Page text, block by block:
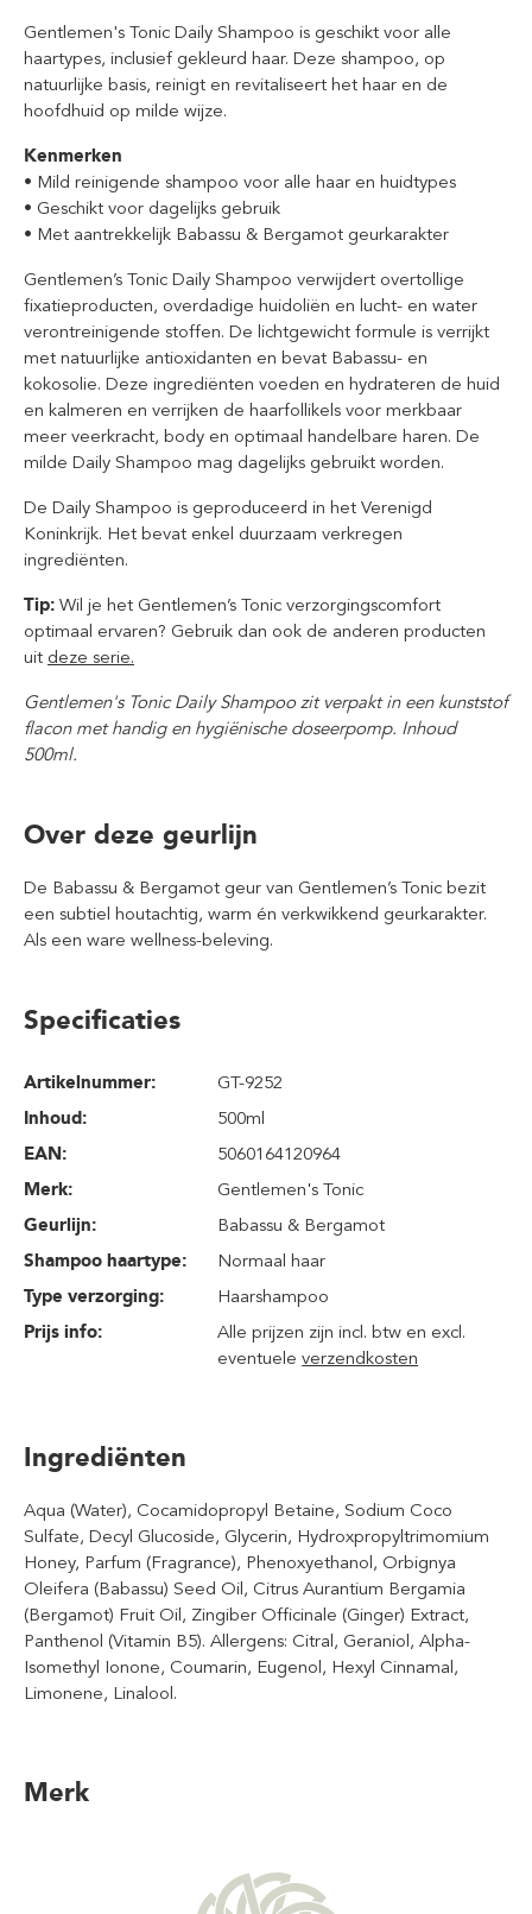
Gentlemen's Tonic Daily Shampoo is geschikt voor alle
haartypes, inclusief gekleurd haar. Deze shampoo, op
natuurlijke basis, reinigt en revitaliseert het haar en de
hoofdhuid op milde wijze.
Kenmerken
• Mild reinigende shampoo voor alle haar en huidtypes
• Geschikt voor dagelijks gebruik
• Met aantrekkelijk Babassu & Bergamot geurkarakter
Gentlemen’s Tonic Daily Shampoo verwijdert overtollige
fixatieproducten, overdadige huidoliën en lucht- en water
verontreinigende stoffen. De lichtgewicht formule is verrijkt
met natuurlijke antioxidanten en bevat Babassu- en
kokosolie. Deze ingrediënten voeden en hydrateren de huid
en kalmeren en verrijken de haarfollikels voor merkbaar
meer veerkracht, body en optimaal handelbare haren. De
milde Daily Shampoo mag dagelijks gebruikt worden.
De Daily Shampoo is geproduceerd in het Verenigd
Koninkrijk. Het bevat enkel duurzaam verkregen
ingrediënten.
Tip: Wil je het Gentlemen’s Tonic verzorgingscomfort
optimaal ervaren? Gebruik dan ook de anderen producten
uit deze serie.
Gentlemen's Tonic Daily Shampoo zit verpakt in een kunststof
flacon met handig en hygiënische doseerpomp. Inhoud
500ml.
Over deze geurlijn
De Babassu & Bergamot geur van Gentlemen’s Tonic bezit
een subtiel houtachtig, warm én verkwikkend geurkarakter.
Als een ware wellness-beleving.
Specificaties
Artikelnummer:
GT-9252
Inhoud:
500ml
EAN:
5060164120964
Merk:
Gentlemen's Tonic
Geurlijn:
Babassu & Bergamot
Shampoo haartype:
Normaal haar
Type verzorging:
Haarshampoo
Prijs info:
Alle prijzen zijn incl. btw en excl.
eventueleverzendkosten
Ingrediënten
Aqua (Water), Cocamidopropyl Betaine, Sodium Coco
Sulfate, Decyl Glucoside, Glycerin, Hydroxpropyltrimomium
Honey, Parfum (Fragrance), Phenoxyethanol, Orbignya
Oleifera (Babassu) Seed Oil, Citrus Aurantium Bergamia
(Bergamot) Fruit Oil, Zingiber Officinale (Ginger) Extract,
Panthenol (Vitamin B5). Allergens: Citral, Geraniol, Alpha-
Isomethyl Ionone, Coumarin, Eugenol, Hexyl Cinnamal,
Limonene, Linalool.
Merk